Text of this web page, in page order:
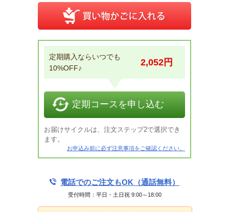
定期購入ならいつでも
10%OFF♪
2,052 円
定期コースを申し込む
お届けサイクルは、注文ステップ2で選択でき
ます。
お申込み前に必ず注意事項をご確認ください。
電話でのご注文もOK（通話無料）
受付時間：平日・土日祝 9:00～18:00